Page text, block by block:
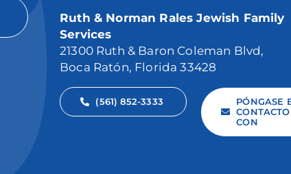
Ruth & Norman Rales Jewish Family
Services
21300 Ruth & Baron Coleman Blvd,
Boca Ratón, Florida 33428
(561) 852-3333
PÓNGASE
CONTACTO
CON